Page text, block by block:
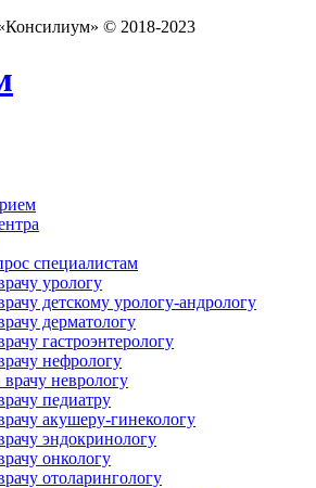
© 2018-2023
специалистам
урологу
детскому урологу-андрологу
дерматологу
гастроэнтерологу
нефрологу
неврологу
педиатру
акушеру-гинекологу
эндокринологу
онкологу
отоларингологу